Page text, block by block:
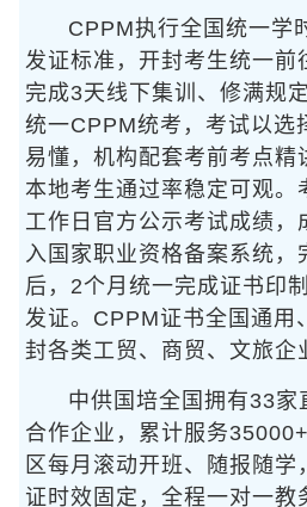
CPPM执行全国统一学
发证标准，开封考生统一前
完成3天线下集训、修满规
统一CPPM统考，考试以选
易懂，机构配套考前考点精
本地考生通过率稳定可观。
工作日官方公示考试成绩，
入国家职业资格备案系统，
后，2个月统一完成证书印
发证。CPPM证书全国通用
封各类工贸、商贸、文旅企
中供国培全国拥有33家
合作企业，累计服务
区每月滚动开班、随报随学
证时效固定，全程一对一教